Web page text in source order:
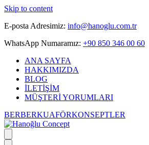
Skip to content
E-posta Adresimiz: info@hanoglu.com.tr
WhatsApp Numaramız: +90 850 346 00 60
ANA SAYFA
HAKKIMIZDA
BLOG
İLETİŞİM
MÜŞTERİ YORUMLARI
BERBERKUAFÖRKONSEPTLER